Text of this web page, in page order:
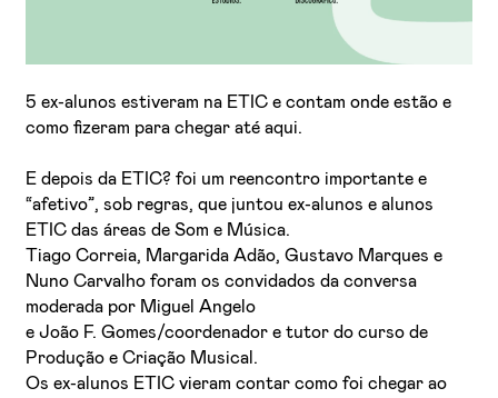
Li e aceito a Política de Privacidade
Aceito receber emails sobre novidades da ETIC
5 ex-alunos estiveram na ETIC e contam onde estão e
como fizeram para chegar até aqui.
E depois da ETIC? foi um reencontro importante e
“afetivo”, sob regras, que juntou ex-alunos e alunos
ETIC das áreas de Som e Música.
Tiago Correia, Margarida Adão, Gustavo Marques e
Nuno Carvalho foram os convidados da conversa
moderada por Miguel Angelo
e João F. Gomes/coordenador e tutor do curso de
Produção e Criação Musical.
Os ex-alunos ETIC vieram contar como foi chegar ao